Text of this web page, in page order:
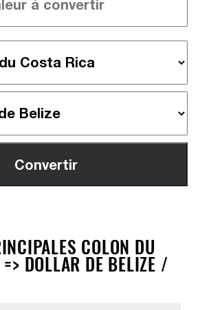
COLON DU
DOLLAR DE BELIZE /